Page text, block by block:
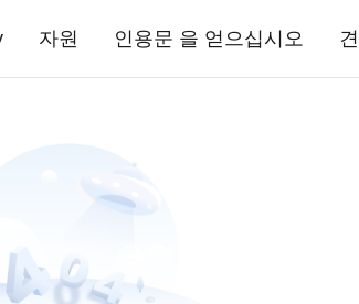
자원 인용문 을 얻으십시오